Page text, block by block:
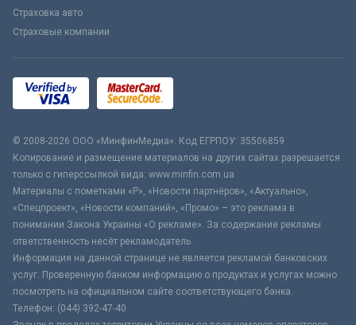
Страховка авто
Страховые компании
© 2008-2026 ООО «МинфинМедиа». Код ЕГРПОУ: 35506859
Копирование и размещение материалов на других сайтах разрешается
только с гиперссылкой вида: www.minfin.com.ua
Материалы с пометками «Р», «Новости партнёров», «Актуально»,
«Спецпроект», «Новости компаний», «Промо» – это реклама в
понимании Закона Украины «О рекламе». За содержание рекламы
ответственность несёт рекламодатель.
Информация на данной странице не является рекламой банковских
услуг. Проверенную банком информацию о продуктах и услугах можно
посмотреть на официальном сайте соответствующего банка.
Телефон: (044) 392-47-40